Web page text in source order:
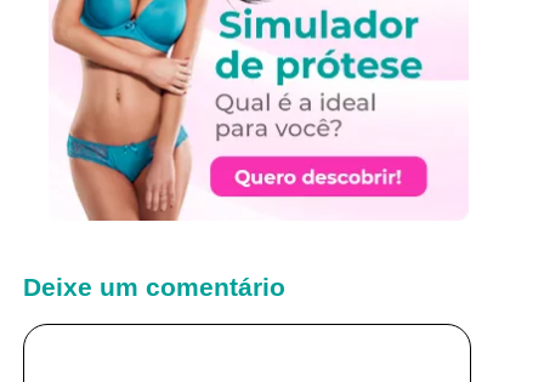
Deixe um comentário